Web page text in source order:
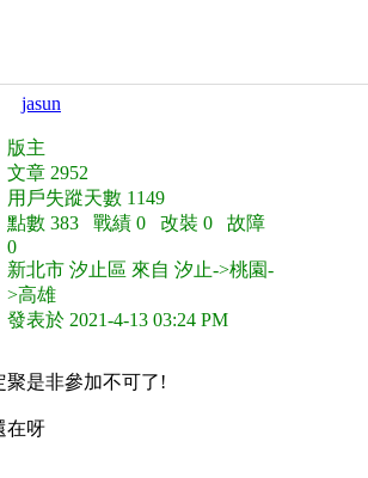
jasun
版主
文章 2952
用戶失蹤天數 1149
點數 383 戰績 0 改裝 0 故障
0
新北市 汐止區 來自 汐止->桃園-
>高雄
發表於 2021-4-13 03:24 PM
聚是非參加不可了!
在呀